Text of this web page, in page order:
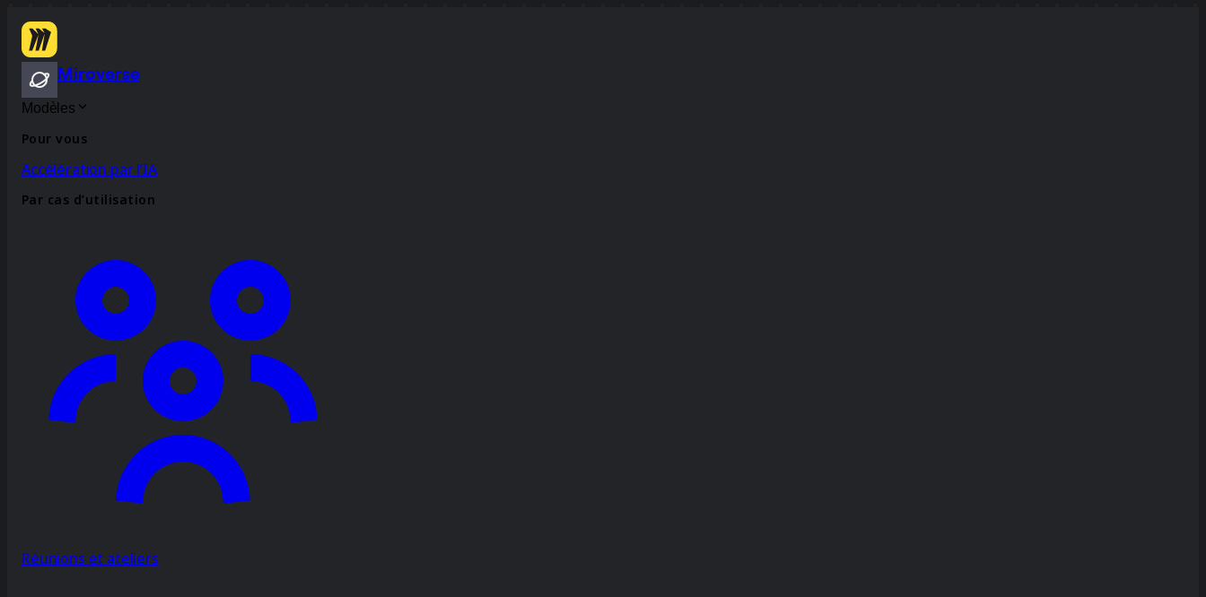
Miroverse
Modèles
Pour vous
Accélération par l’IA
Par cas d’utilisation
Réunions et ateliers